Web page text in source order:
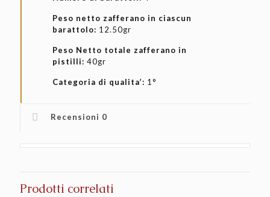
Peso netto zafferano in ciascun
barattolo: 12.50gr
Peso Netto totale zafferano in
pistilli: 40gr
Categoria di qualita’: 1°
Recensioni 0
Prodotti correlati